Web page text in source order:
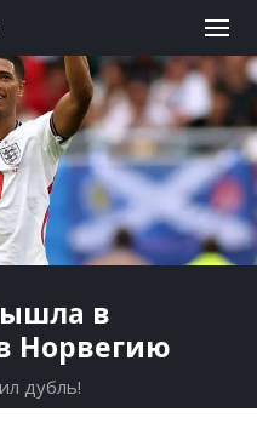
в
Норвегию
дубль!